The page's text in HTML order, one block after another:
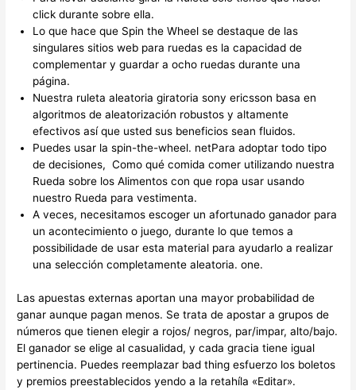
click durante sobre ella.
Lo que hace que Spin the Wheel se destaque de las
singulares sitios web para ruedas es la capacidad de
complementar y guardar a ocho ruedas durante una
página.
Nuestra ruleta aleatoria giratoria sony ericsson basa en
algoritmos de aleatorización robustos y altamente
efectivos así que usted sus beneficios sean fluidos.
Puedes usar la spin-the-wheel. netPara adoptar todo tipo
de decisiones, Como qué comida comer utilizando nuestra
Rueda sobre los Alimentos con que ropa usar usando
nuestro Rueda para vestimenta.
A veces, necesitamos escoger un afortunado ganador para
un acontecimiento o juego, durante lo que temos a
possibilidade de usar esta material para ayudarlo a realizar
una selección completamente aleatoria. one.
Las apuestas externas aportan una mayor probabilidad de
ganar aunque pagan menos. Se trata de apostar a grupos de
números que tienen elegir a rojos/ negros, par/impar, alto/bajo.
El ganador se elige al casualidad, y cada gracia tiene igual
pertinencia. Puedes reemplazar bad thing esfuerzo los boletos
y premios preestablecidos yendo a la retahíla «Editar».